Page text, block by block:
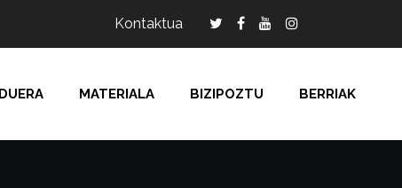
Kontaktua
MATERIALA BIZIPOZTU BERRIAK